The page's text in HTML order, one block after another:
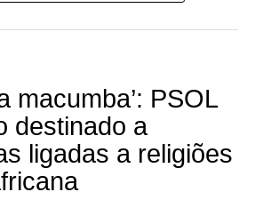
macumba’: PSOL
destinado a
ligadas a religiões